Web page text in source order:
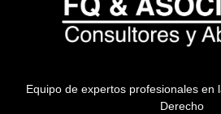
Equipo de expertos profesionales en
Derecho